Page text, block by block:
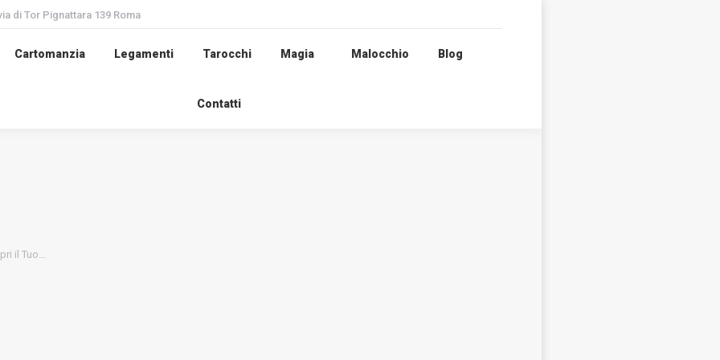
di Tor Pignattara 139 Roma
Cartomanzia Legamenti Tarocchi Magia Malocchio Blog
Contatti
il Tuo…